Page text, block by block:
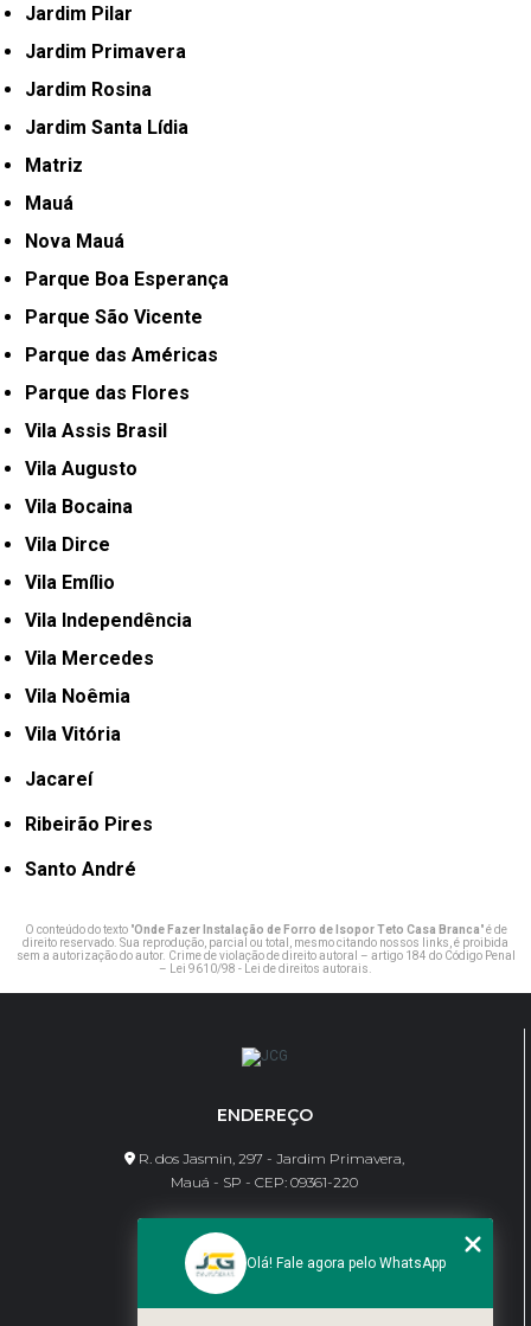
Jardim Pilar
Jardim Primavera
Jardim Rosina
Jardim Santa Lídia
Matriz
Mauá
Nova Mauá
Parque Boa Esperança
Parque São Vicente
Parque das Américas
Parque das Flores
Vila Assis Brasil
Vila Augusto
Vila Bocaina
Vila Dirce
Vila Emílio
Vila Independência
Vila Mercedes
Vila Noêmia
Vila Vitória
Jacareí
Ribeirão Pires
Santo André
O conteúdo do texto "Onde Fazer Instalação de Forro de Isopor Teto Casa Branca" é de
direito reservado. Sua reprodução, parcial ou total, mesmo citando nossos links, é proibida
sem a autorização do autor. Crime de violação de direito autoral – artigo 184 do Código Penal
– Lei 9610/98 - Lei de direitos autorais.
ENDEREÇO
R. dos Jasmin, 297 - Jardim Primavera,
Mauá - SP - CEP: 09361-220
CONTATO
(11) 95462-8630
bene@jcgdivisorias.com
Olá! Fale agora pelo WhatsApp